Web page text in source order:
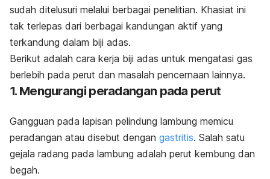
sudah ditelusuri melalui berbagai penelitian. Khasiat ini
tak terlepas dari berbagai kandungan aktif yang
terkandung dalam biji adas.
Berikut adalah cara kerja biji adas untuk mengatasi gas
berlebih pada perut dan masalah pencernaan lainnya.
1. Mengurangi peradangan pada perut
Gangguan pada lapisan pelindung lambung memicu
peradangan atau disebut dengan gastritis. Salah satu
gejala radang pada lambung adalah perut kembung dan
begah.